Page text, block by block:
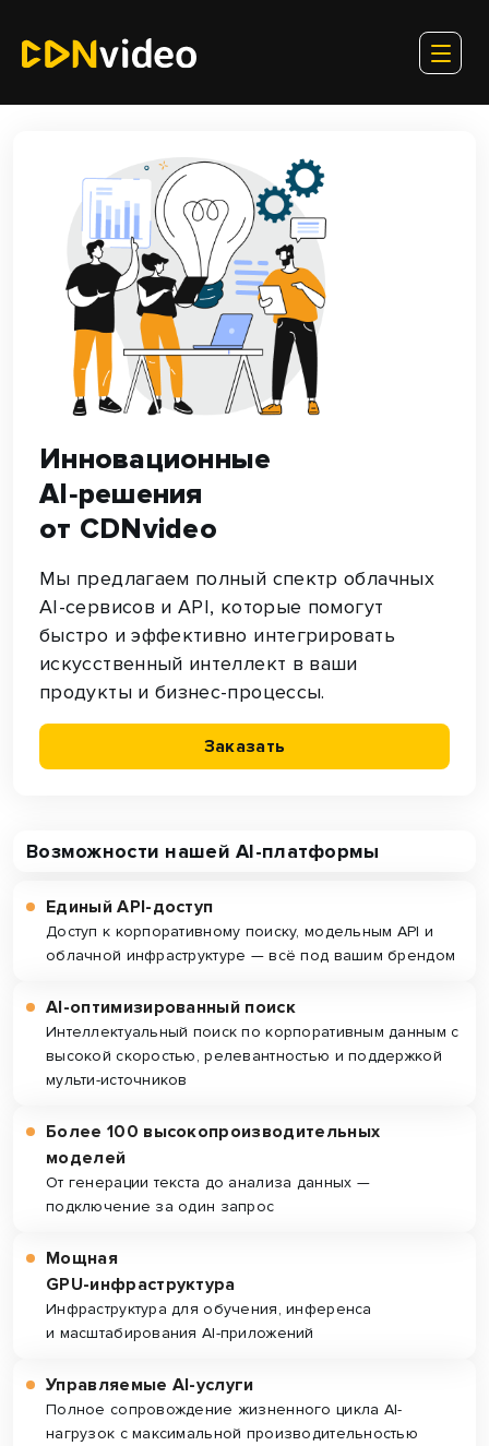
Инновационные
AI‑решения
от CDNvideo
Мы предлагаем полный спектр облачных
AI-сервисов и API, которые помогут
быстро и эффективно интегрировать
искусственный интеллект в ваши
продукты и бизнес-процессы.
Заказать
Возможности нашей AI-платформы
Единый API-доступ
Доступ к корпоративному поиску, модельным API и
облачной инфраструктуре — всё под вашим брендом
AI-оптимизированный поиск
Интеллектуальный поиск по корпоративным данным с
высокой скоростью, релевантностью и поддержкой
мульти-источников
Более 100 высокопроизводительных
моделей
От генерации текста до анализа данных —
подключение за один запрос
Мощная
GPU-инфраструктура
Инфраструктура для обучения, инференса
и масштабированияAI-приложений
Управляемые AI-услуги
Полное сопровождение жизненного цикла AI-
нагрузок с максимальной производительностью